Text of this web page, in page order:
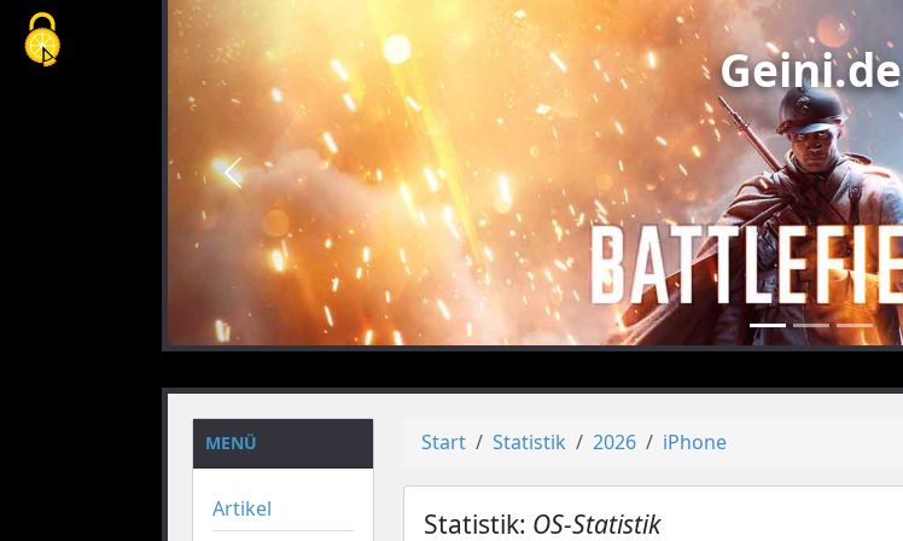
vorheriges
Geini.de
MENÜ
Artikel
Start Statistik 2026 iPhone
Statistik: OS-Statistik
Cookie-Einstellungen